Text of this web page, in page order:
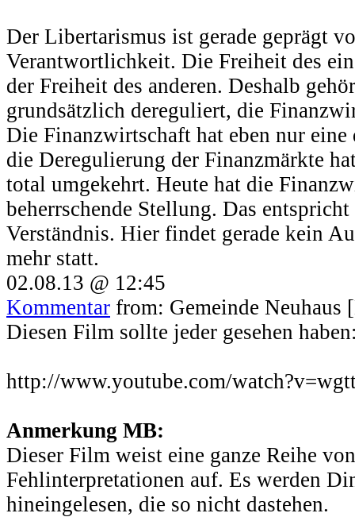
Der Libertarismus ist gerade geprägt
Verantwortlichkeit. Die Freiheit des
der Freiheit des anderen. Deshalb
grundsätzlich dereguliert, die
Die Finanzwirtschaft hat eben nur
die Deregulierung der Finanzmärkte
total umgekehrt. Heute hat die
beherrschende Stellung. Das
Verständnis. Hier findet gerade kein
mehr statt.
02.08.13 @ 12:45
Kommentar from: Gemeinde Neuhaus
Diesen Film sollte jeder gesehen
http://www.youtube.com/
Anmerkung MB:
Dieser Film weist eine ganze Reihe
Fehlinterpretationen auf. Es werden
hineingelesen, die so nicht dastehen.